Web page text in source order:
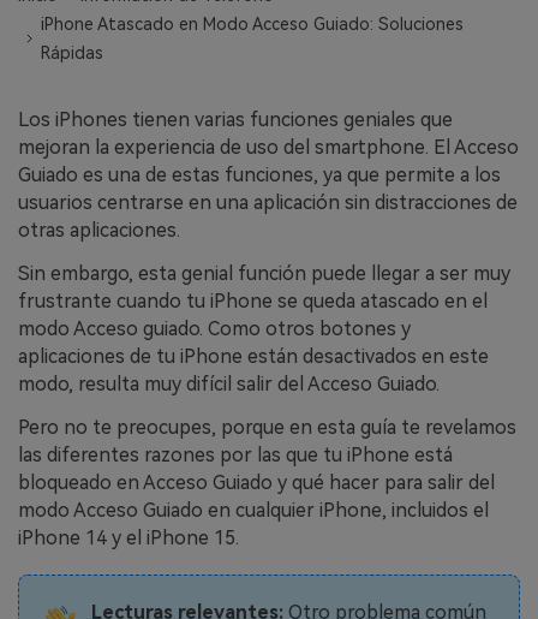
WhatsApp.
Celular a Otro
Transfiere contactos, fotos, música,
videos, SMS y otros tipos de
archivos de un teléfono a otro y a la
Apps
Mutsapper (Alias: Wutsapper)
Transfiere datos de WhatsApp y
WhatsApp Business sin restablecer los
valores de fábrica.
MobileTrans App
Transfiere datos del teléfono, de
WhatsApp y archivos entre dispositivos
iPhone Atascado en Modo Acceso Guiado: Soluciones
Rápidas
Los iPhones tienen varias funciones geniales que
mejoran la experiencia de uso del smartphone. El Acceso
Guiado es una de estas funciones, ya que permite a los
usuarios centrarse en una aplicación sin distracciones de
otras aplicaciones.
Sin embargo, esta genial función puede llegar a ser muy
frustrante cuando tu iPhone se queda atascado en el
modo Acceso guiado. Como otros botones y
aplicaciones de tu iPhone están desactivados en este
modo, resulta muy difícil salir del Acceso Guiado.
Pero no te preocupes, porque en esta guía te revelamos
las diferentes razones por las que tu iPhone está
bloqueado en Acceso Guiado y qué hacer para salir del
modo Acceso Guiado en cualquier iPhone, incluidos el
iPhone 14 y el iPhone 15.
Lecturas relevantes:Otro problema común